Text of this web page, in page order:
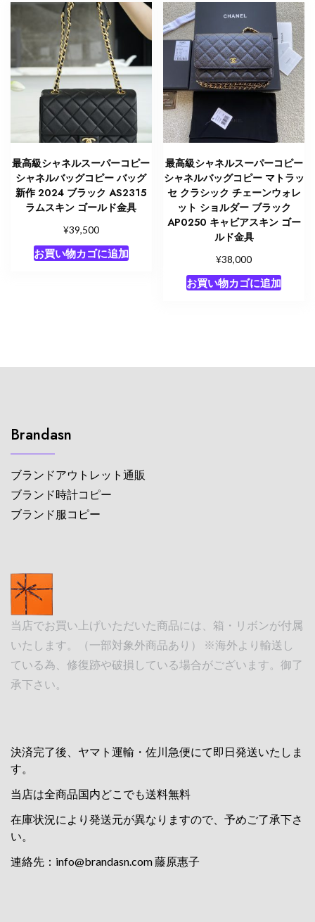
最高級シャネルスーパーコピー
シャネルバッグコピー バッグ
新作 2024 ブラック AS2315
ラムスキン ゴールド金具
¥39,500
お買い物カゴに追加
最高級シャネルスーパーコピー
シャネルバッグコピー マトラッ
セ クラシック チェーンウォレ
ット ショルダー ブラック
AP0250 キャビアスキン ゴー
ルド金具
¥38,000
お買い物カゴに追加
Brandasn
ブランドアウトレット通販
ブランド時計コピー
ブランド服コピー
当店でお買い上げいただいた商品には、箱・リボンが付属
いたします。（一部対象外商品あり） ※海外より輸送し
ている為、修復跡や破損している場合がございます。御了
承下さい。
決済完了後、ヤマト運輸・佐川急便にて即日発送いたしま
す。
当店は全商品国内どこでも送料無料
在庫状況により発送元が異なりますので、予めご了承下さ
い。
連絡先： info@brandasn.com藤原惠子